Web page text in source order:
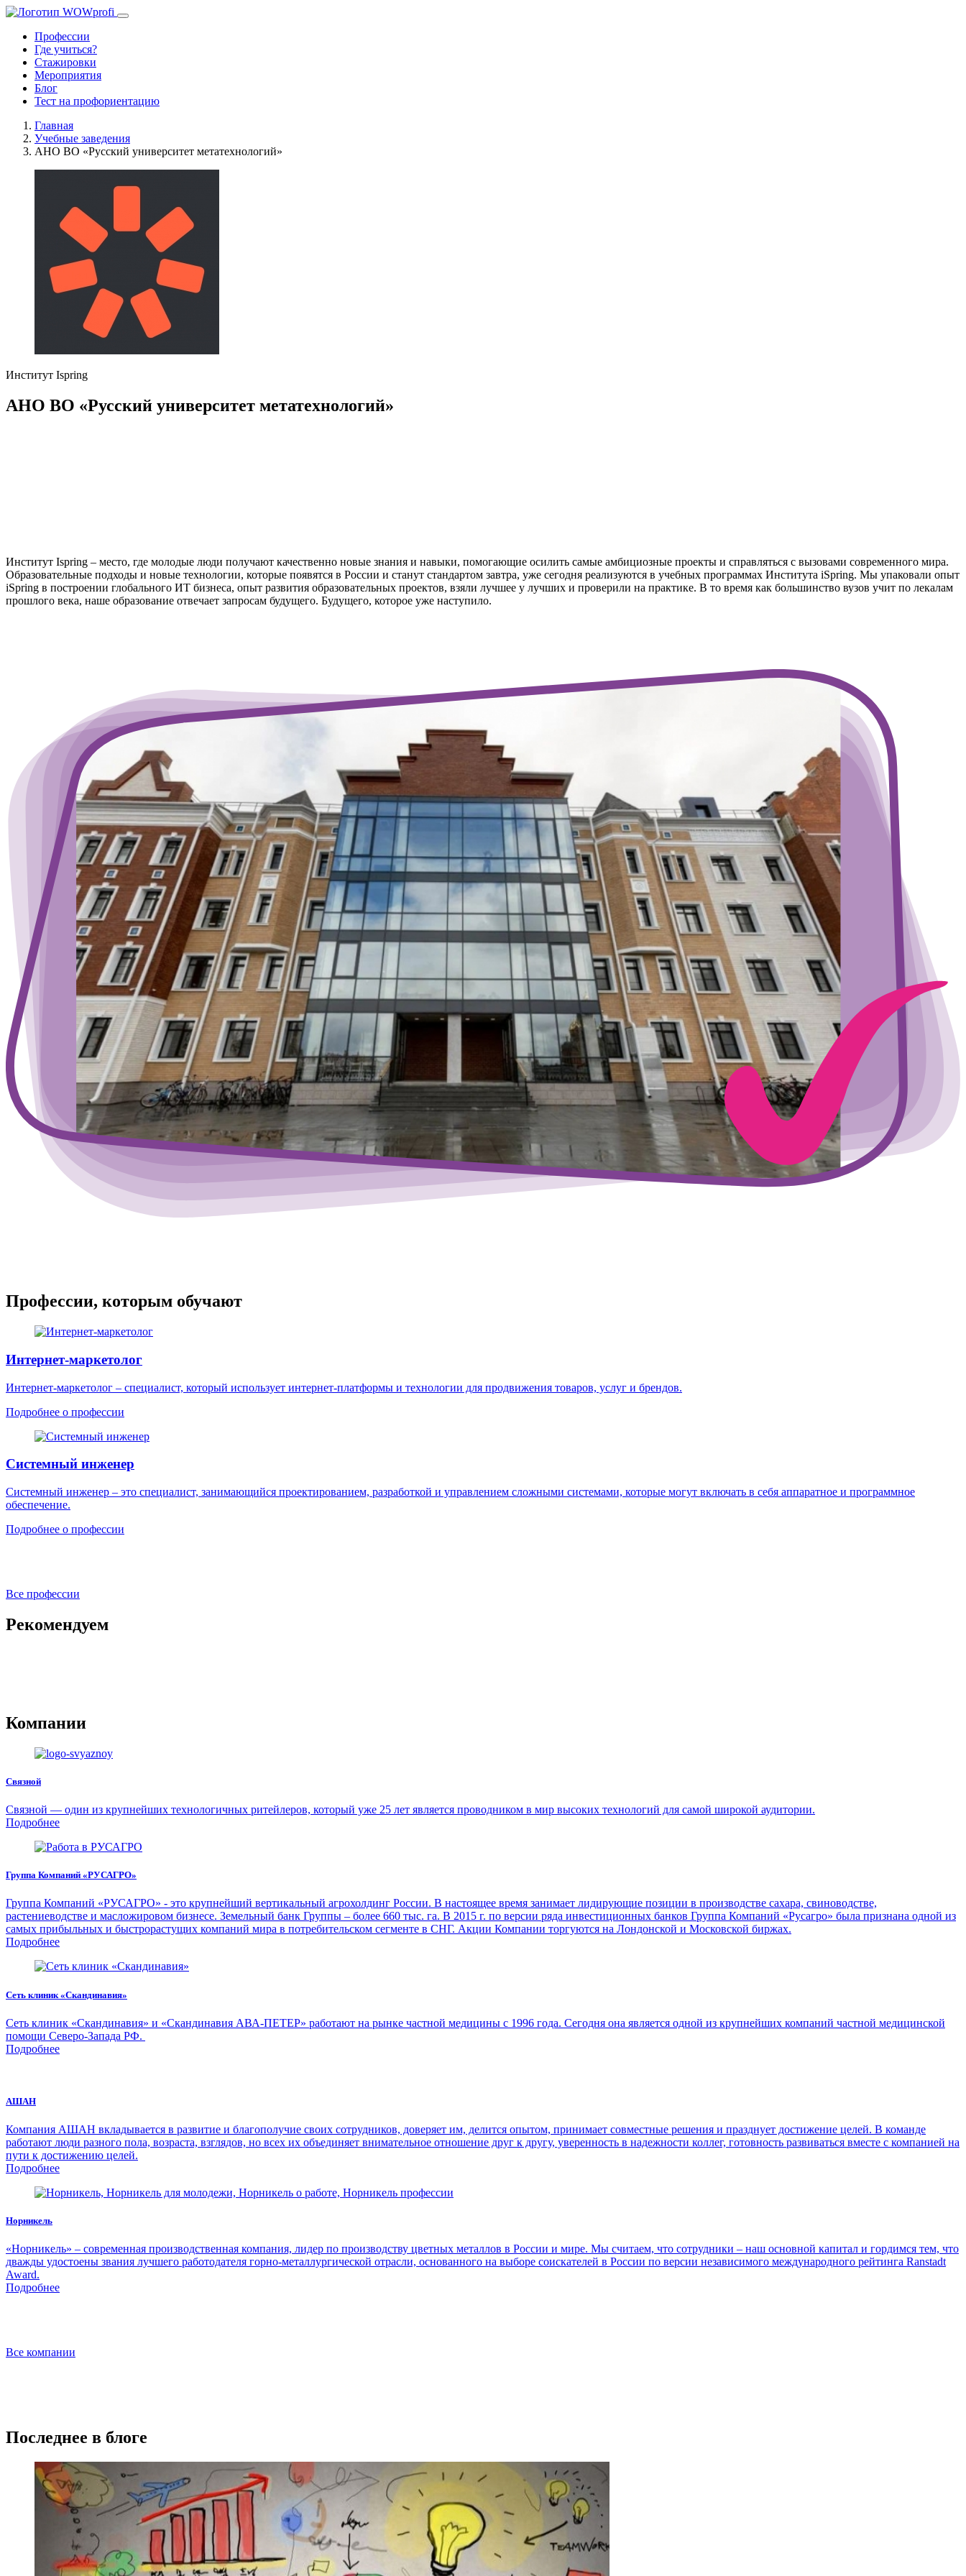
Профессии
Где учиться?
Стажировки
Мероприятия
Блог
Тест на профориентацию
Главная
Учебные заведения
АНО ВО «Русский университет метатехнологий»
Институт Ispring
АНО ВО «Русский университет метатехнологий»
Институт Ispring – место, где молодые люди получают качественно новые знания и навыки, помогающие осилить самые амбициозные проекты и справляться с вызовами современного мира.
Образовательные подходы и новые технологии, которые появятся в России и станут стандартом завтра, уже сегодня реализуются в учебных программах Института iSpring. Мы упаковали опыт
iSpring в построении глобального ИТ бизнеса, опыт развития образовательных проектов, взяли лучшее у лучших и проверили на практике. В то время как большинство вузов учит по лекалам
прошлого века, наше образование отвечает запросам будущего. Будущего, которое уже наступило.
Профессии, которым обучают
Интернет-маркетолог
Интернет-маркетолог – специалист, который использует интернет-платформы и технологии для продвижения товаров, услуг и брендов.
Подробнее о профессии
Системный инженер
Системный инженер – это специалист, занимающийся проектированием, разработкой и управлением сложными системами, которые могут включать в себя аппаратное и программное
обеспечение.
Подробнее о профессии
Все профессии
Рекомендуем
Компании
Связной
Связной — один из крупнейших технологичных ритейлеров, который уже 25 лет является проводником в мир высоких технологий для самой широкой аудитории.
Подробнее
Группа Компаний «РУСАГРО»
Группа Компаний «РУСАГРО» - это крупнейший вертикальный агрохолдинг России. В настоящее время занимает лидирующие позиции в производстве сахара, свиноводстве,
растениеводстве и масложировом бизнесе. Земельный банк Группы – более 660 тыс. га. В 2015 г. по версии ряда инвестиционных банков Группа Компаний «Русагро» была признана одной из
самых прибыльных и быстрорастущих компаний мира в потребительском сегменте в СНГ. Акции Компании торгуются на Лондонской и Московской биржах.
Подробнее
Сеть клиник «Скандинавия»
Сеть клиник «Скандинавия» и «Скандинавия АВА-ПЕТЕР» работают на рынке частной медицины с 1996 года. Сегодня она является одной из крупнейших компаний частной медицинской
помощи Северо-Запада РФ.
Подробнее
АШАН
Компания АШАН вкладывается в развитие и благополучие своих сотрудников, доверяет им, делится опытом, принимает совместные решения и празднует достижение целей. В команде
работают люди разного пола, возраста, взглядов, но всех их объединяет внимательное отношение друг к другу, уверенность в надежности коллег, готовность развиваться вместе с компанией на
пути к достижению целей.
Подробнее
Норникель
«Норникель» – современная производственная компания, лидер по производству цветных металлов в России и мире. Мы считаем, что сотрудники – наш основной капитал и гордимся тем, что
дважды удостоены звания лучшего работодателя горно-металлургической отрасли, основанного на выборе соискателей в России по версии независимого международного рейтинга Ranstadt
Award.
Подробнее
Все компании
Последнее в блоге